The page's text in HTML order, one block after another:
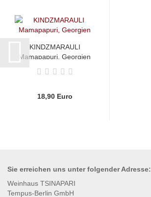
KINDZMARAULI
Mamapapuri, Georgien
18,90 Euro
Sie erreichen uns unterfolgenderAdresse:
Weinhaus TSINAPARI
Tempus-Berlin GmbH